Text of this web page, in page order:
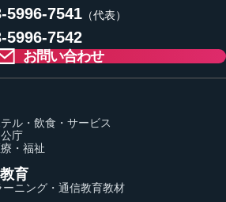
5996-7541（代表）
5996-7542
お問い合わせ
ル・飲食・サービス
庁
・福祉
育
ーニング・通信教育教材